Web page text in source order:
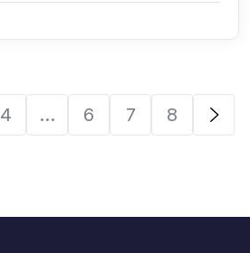
4 … 6 7 8